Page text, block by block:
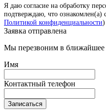
Я даю согласие на обработку
подтверждаю, что ознакомлен(а)
Политикой конфиденциальности)
Заявка отправлена
Мы перезвоним в ближайшее
Имя
Контактный телефон
Записаться